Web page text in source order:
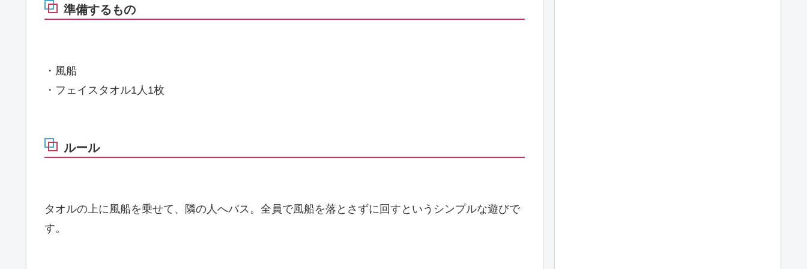
準備するもの
・風船
・フェイスタオル1人1枚
ルール
タオルの上に風船を乗せて、隣の人へパス。全員で風船を落とさずに回すというシンプルな遊びで
す。